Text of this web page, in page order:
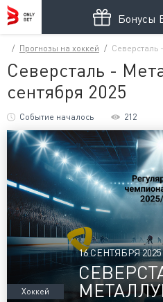
Бонусы
Прогнозы на хоккей Северсталь
Северсталь -
сентября 2025
Событие началось 212
Хоккей
16 СЕНТЯБРЯ 2025